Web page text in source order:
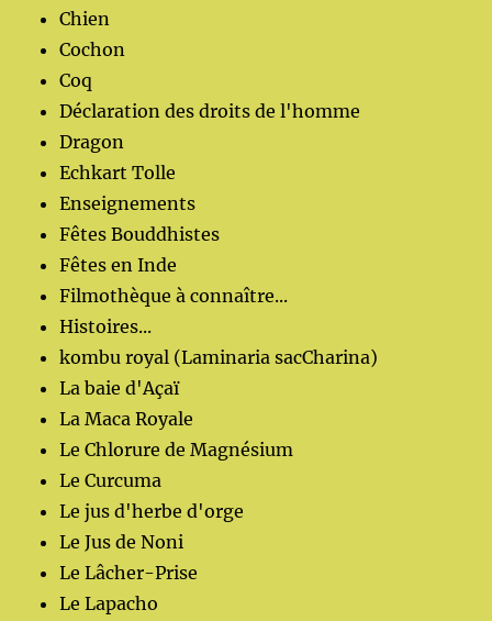
Chien
Cochon
Coq
Déclaration des droits de l'homme
Dragon
Echkart Tolle
Enseignements
Fêtes Bouddhistes
Fêtes en Inde
Filmothèque à connaître...
Histoires...
kombu royal (Laminaria sacCharina)
La baie d'Açaï
La Maca Royale
Le Chlorure de Magnésium
Le Curcuma
Le jus d'herbe d'orge
Le Jus de Noni
Le Lâcher-Prise
Le Lapacho